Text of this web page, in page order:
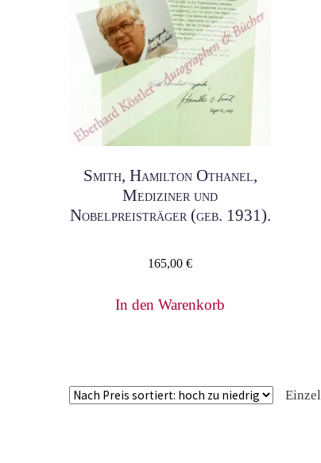
Smith, Hamilton Othanel,
Mediziner und
Nobelpreisträger (geb. 1931).
165,00€
In den Warenkorb